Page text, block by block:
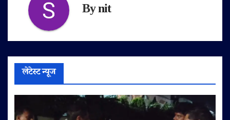
Bynit
लेटेस्ट न्यूज